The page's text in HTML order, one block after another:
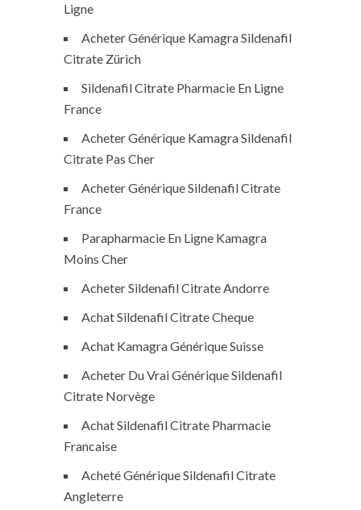
Ligne
Acheter Générique Kamagra Sildenafil
Citrate Zürich
Sildenafil Citrate Pharmacie En Ligne
France
Acheter Générique Kamagra Sildenafil
Citrate Pas Cher
Acheter Générique Sildenafil Citrate
France
Parapharmacie En Ligne Kamagra
Moins Cher
Acheter Sildenafil Citrate Andorre
Achat Sildenafil Citrate Cheque
Achat Kamagra Générique Suisse
Acheter Du Vrai Générique Sildenafil
Citrate Norvège
Achat Sildenafil Citrate Pharmacie
Francaise
Acheté Générique Sildenafil Citrate
Angleterre